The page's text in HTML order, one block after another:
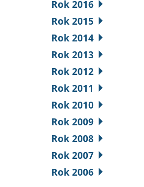
Rok 2016
Rok 2015
Rok 2014
Rok 2013
Rok 2012
Rok 2011
Rok 2010
Rok 2009
Rok 2008
Rok 2007
Rok 2006